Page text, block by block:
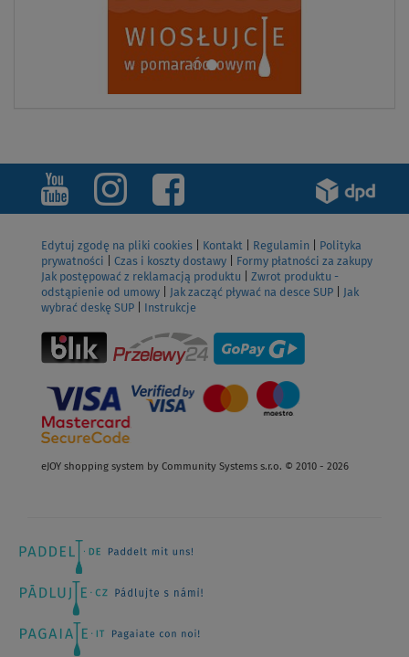
Edytuj zgodę na pliki cookies Kontakt Regulamin
Polityka
prywatności
Czas i koszty dostawy
Formy płatności za zakupy
Jak postępować z reklamacją produktu
Zwrot produktu -
odstąpienie od umowy
Jak zacząć pływać na desce SUP
Jak
wybrać deskę SUP
Instrukcje
eJOY shopping system by Community Systems s.r.o. © 2010 - 2026